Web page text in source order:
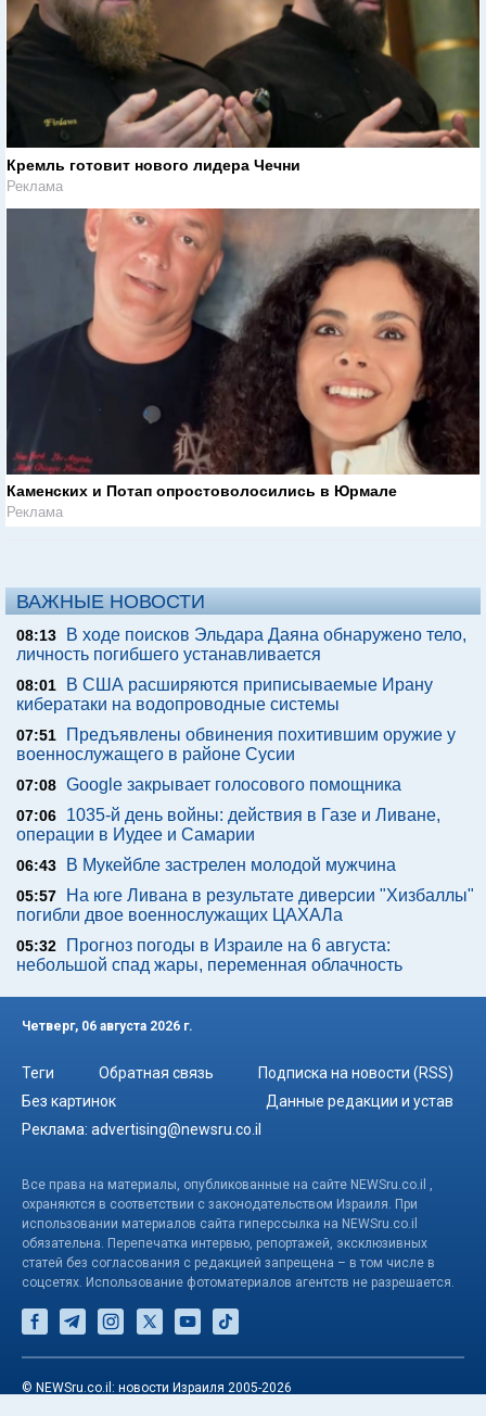
Кремль готовит нового лидера Чечни
Реклама
Каменских и Потап опростоволосились в Юрмале
Реклама
ВАЖНЫЕ НОВОСТИ
08:13
В ходе поисков Эльдара Даяна обнаружено тело,
личность погибшего устанавливается
08:01
В США расширяются приписываемые Ирану
кибератаки на водопроводные системы
07:51
Предъявлены обвинения похитившим оружие у
военнослужащего в районе Сусии
07:08 Google закрывает голосового помощника
07:06
1035-й день войны: действия в Газе и Ливане,
операции в Иудее и Самарии
06:43 В Мукейбле застрелен молодой мужчина
05:57
На юге Ливана в результате диверсии "Хизбаллы"
погибли двое военнослужащих ЦАХАЛа
05:32
Прогноз погоды в Израиле на 6 августа:
небольшой спад жары, переменная облачность
Четверг, 06 августа 2026 г.
Теги Обратная связь
Подписка на новости (RSS)
Без картинок
Данные редакции и устав
Реклама: advertising@newsru.co.il
Все права на материалы, опубликованные на сайте NEWSru.co.il ,
охраняются в соответствии с законодательством Израиля. При
использовании материалов сайта гиперссылка на NEWSru.co.il
обязательна. Перепечатка интервью, репортажей, эксклюзивных
статей без согласования с редакцией запрещена – в том числе в
соцсетях. Использование фотоматериалов агентств не разрешается.
© NEWSru.co.il: новости Израиля 2005-2026